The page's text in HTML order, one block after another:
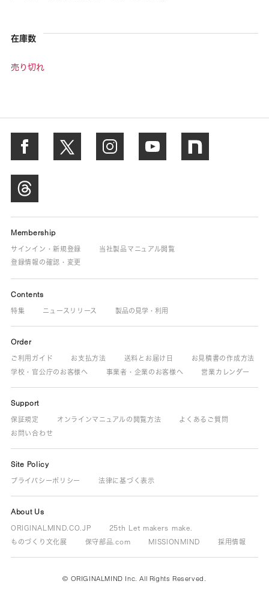
在庫数
売り切れ
Membership
サインイン・新規登録
当社製品マニュアル閲覧
登録情報の確認・変更
Contents
特集 ニュースリリース 製品の見学・利用
Order
ご利用ガイド お支払方法 送料とお届け日
お見積書の作成方法
学校・官公庁のお客様へ
事業者・企業のお客様へ 営業カレンダー
Support
保証規定 オンラインマニュアルの閲覧方法
よくあるご質問
お問い合わせ
Site Policy
プライバシーポリシー 法律に基づく表示
About Us
ORIGINALMIND.CO.JP
25th Let makers make.
ものづくり文化展
保守部品.com MISSIONMIND 採用情報
© ORIGINALMIND Inc. All Rights Reserved.